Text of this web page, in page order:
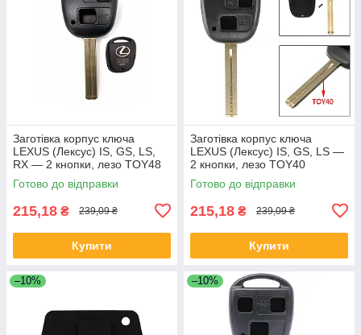
Заготівка корпус ключа
LEXUS (Лексус) IS, GS, LS,
RX — 2 кнопки, лезо TOY48
Готово до відправки
215,18 ₴ 239,09 ₴
Купити
Заготівка корпус ключа
LEXUS (Лексус) IS, GS, LS —
2 кнопки, лезо TOY40
Готово до відправки
215,18 ₴ 239,09 ₴
Купити
–10% –10%